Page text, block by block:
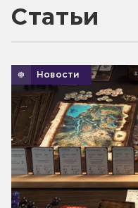
Статьи
Новости